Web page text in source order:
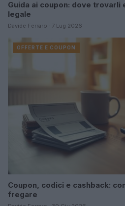
Guida ai coupon: dove trovarli
legale
Davide Ferraro · 7 Lug 2026
OFFERTE E COUPON
Coupon, codici e cashback:
fregare